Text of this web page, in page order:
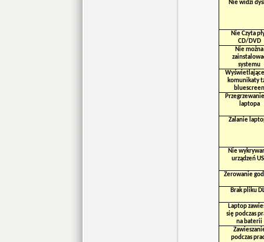
Nie widzi
Nie Czyta
CD/DVD
Nie można
systemu
komunikaty
bluescreen
laptopa
Zalanie
Nie
urządzeń
Zerowanie
Brak pliku
Laptop
się podczas
na baterii
podczas